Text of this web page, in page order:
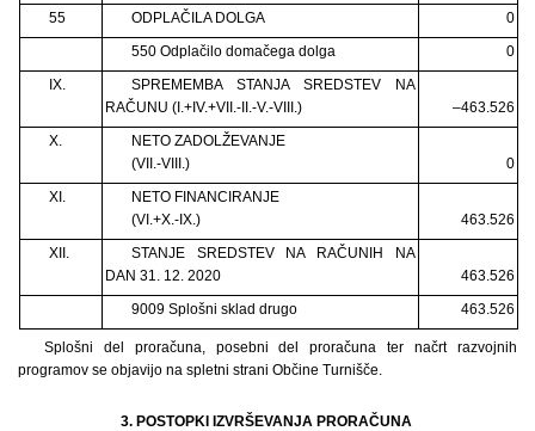
55
ODPLAČILA DOLGA
0
550 Odplačilo domačega dolga
0
IX.
SPREMEMBA STANJA SREDSTEV NA
RAČUNU (I.+IV.+VII.-II.-V.-VIII.)
–463.526
X.
NETO ZADOLŽEVANJE
(VII.-VIII.)
0
XI.
NETO FINANCIRANJE
(VI.+X.-IX.)
463.526
XII.
STANJE SREDSTEV NA RAČUNIH NA
DAN 31. 12. 2020
463.526
9009 Splošni sklad drugo
463.526
Splošni del proračuna, posebni del proračuna ter načrt razvojnih
programov se objavijo na spletni strani Občine Turnišče.
3. POSTOPKI IZVRŠEVANJA PRORAČUNA